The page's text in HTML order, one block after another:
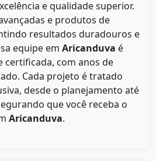
e qualidade superior.
e produtos de
resultados duradouros e
equipe em Aricanduva é
certificada, com anos de
Cada projeto é tratado
desde o planejamento até
que você receba o
Aricanduva.